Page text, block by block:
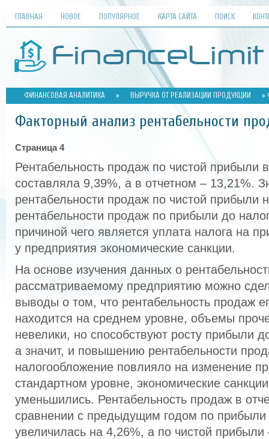
ГЛАВНАЯ НОВОЕ ПОПУЛЯРНОЕ КАРТА САЙТА ПОИСК
ФИНАНСОВАЯ АНАЛИТИКА » ВЫРУЧКА ОТ РЕАЛИЗАЦИИ ПРОДУКЦИИ »
Факторный анализ рентабельности
Страница 4
Рентабельность продаж по чистой прибыли
составляла 9,39%, а в отчетном – 13,21%.
рентабельности продаж по чистой прибыли
рентабельности продаж по прибыли до
причиной чего является уплата налога на
у предприятия экономические санкции.
На основе изучения данных о
рассматриваемому предприятию можно
выводы о том, что рентабельность продаж
находится на среднем уровне, объемы
невелики, но способствуют росту прибыли
а значит, и повышению рентабельности
налогообложение повлияло на изменение
стандартном уровне, экономические
уменьшились. Рентабельность продаж в
сравнении с предыдущим годом по прибыли
увеличилась на 4,26%, а по чистой